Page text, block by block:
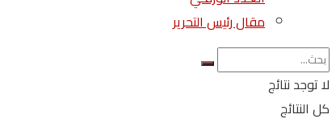
مقال رئيس التحرير
لا توجد نتائج
كل النتائج